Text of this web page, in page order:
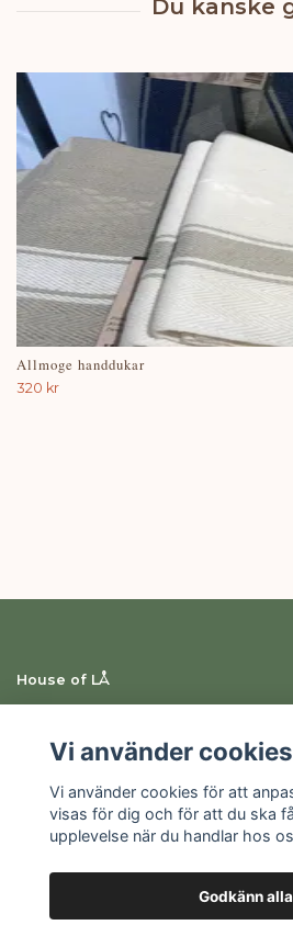
Allmoge handdukar
320 kr
House of LÅ
Sociala medier
Vi använder cookies
Vi använder cookies för att
visas för dig och för att du ska
upplevelse när du handlar hos
Godkänn alla